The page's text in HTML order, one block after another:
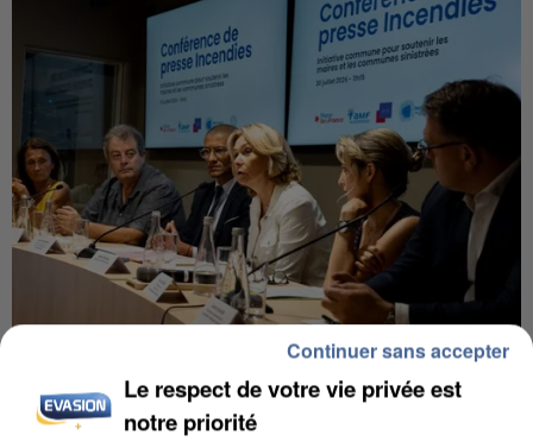
INCENDIES : L’ÎLE-DE-FRANCE LANCE UN ÉLAN
DE SOLIDARITÉ AVEC LES...
Le respect de votre vie privée est
notre priorité
Continuer sans accepter